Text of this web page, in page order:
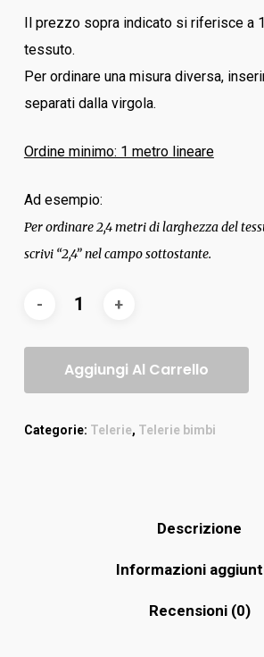
Il prezzo sopra indicato si riferisce a
tessuto.
Per ordinare una misura diversa,
separati dalla virgola.
Ordine minimo: 1 metro lineare
Ad esempio:
Per ordinare 2,4 metri di larghezza del
scrivi “2,4” nel campo sottostante.
Aggiungi Al Carrello
Categorie: Telerie, Telerie bimbi
Descrizione
Informazioni
Recensioni (0)